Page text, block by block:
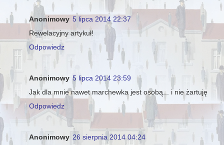
Anonimowy 5 lipca 2014 22:37
Rewelacyjny artykuł!
Odpowiedz
Anonimowy 5 lipca 2014 23:59
Jak dla mnie nawet marchewka jest osobą... i nie żartuję
Odpowiedz
Anonimowy 26 sierpnia 2014 04:24